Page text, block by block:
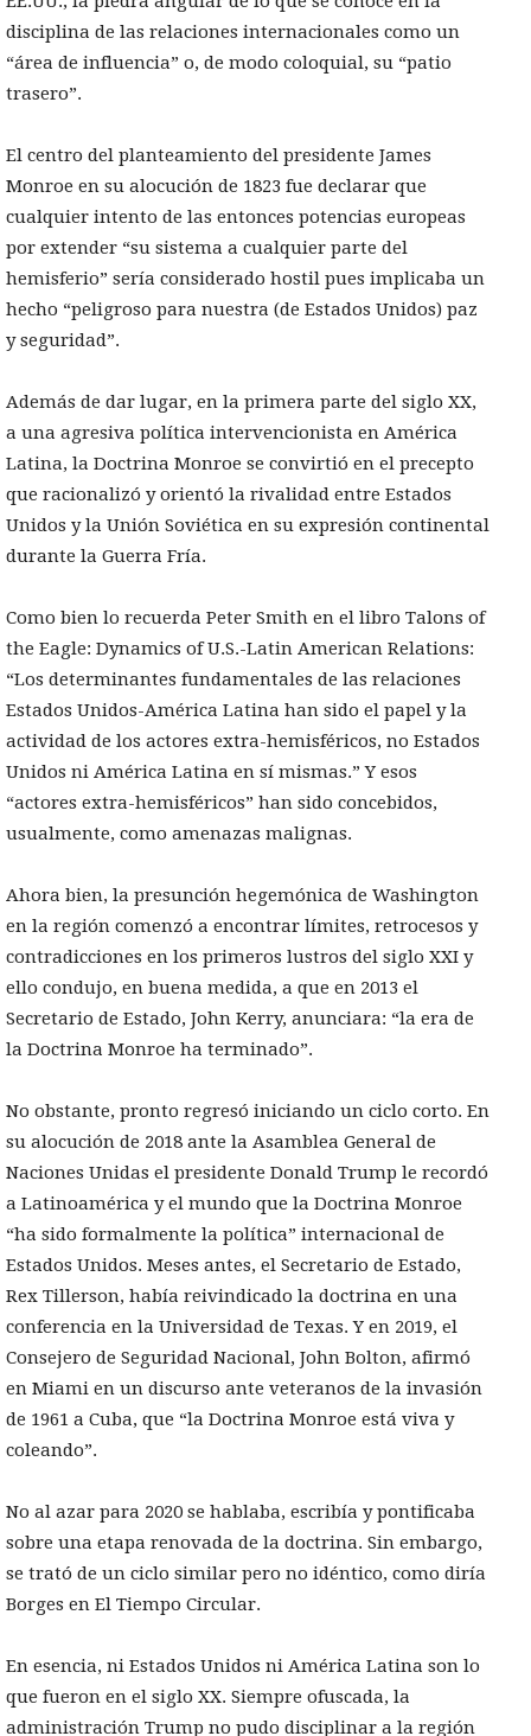
disciplina de las relaciones internacionales como un
“área de influencia” o, de modo coloquial, su “patio
trasero”.
El centro del planteamiento del presidente James
Monroe en su alocución de 1823 fue declarar que
cualquier intento de las entonces potencias europeas
por extender “su sistema a cualquier parte del
hemisferio” sería considerado hostil pues implicaba un
hecho “peligroso para nuestra (de Estados Unidos) paz
y seguridad”.
Además de dar lugar, en la primera parte del siglo XX,
a una agresiva política intervencionista en América
Latina, la Doctrina Monroe se convirtió en el precepto
que racionalizó y orientó la rivalidad entre Estados
Unidos y la Unión Soviética en su expresión continental
durante la Guerra Fría.
Como bien lo recuerda Peter Smith en el libro Talons of
the Eagle: Dynamics of U.S.-Latin American Relations:
“Los determinantes fundamentales de las relaciones
Estados Unidos-América Latina han sido el papel y la
actividad de los actores extra-hemisféricos, no Estados
Unidos ni América Latina en sí mismas.” Y esos
“actores extra-hemisféricos” han sido concebidos,
usualmente, como amenazas malignas.
Ahora bien, la presunción hegemónica de Washington
en la región comenzó a encontrar límites, retrocesos y
contradicciones en los primeros lustros del siglo XXI y
ello condujo, en buena medida, a que en 2013 el
Secretario de Estado, John Kerry, anunciara: “la era de
la Doctrina Monroe ha terminado”.
No obstante, pronto regresó iniciando un ciclo corto. En
su alocución de 2018 ante la Asamblea General de
Naciones Unidas el presidente Donald Trump le recordó
a Latinoamérica y el mundo que la Doctrina Monroe
“ha sido formalmente la política” internacional de
Estados Unidos. Meses antes, el Secretario de Estado,
Rex Tillerson, había reivindicado la doctrina en una
conferencia en la Universidad de Texas. Y en 2019, el
Consejero de Seguridad Nacional, John Bolton, afirmó
en Miami en un discurso ante veteranos de la invasión
de 1961 a Cuba, que “la Doctrina Monroe está viva y
coleando”.
No al azar para 2020 se hablaba, escribía y pontificaba
sobre una etapa renovada de la doctrina. Sin embargo,
se trató de un ciclo similar pero no idéntico, como diría
Borges en El Tiempo Circular.
En esencia, ni Estados Unidos ni América Latina son lo
que fueron en el siglo XX. Siempre ofuscada, la
administración Trump no pudo disciplinar a la región